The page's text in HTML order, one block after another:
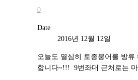
0
Date
2016년 12월 12일
오늘도 열심히 토종붕어를 방
합니다~!!! ​ 9번좌대 근처로는